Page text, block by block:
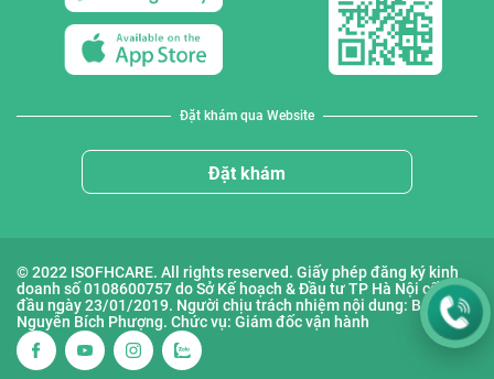
Đặt khám qua Website
Đặt khám
© 2022 ISOFHCARE. All rights reserved. Giấy phép đăng ký kinh
doanh số 0108600757 do Sở Kế hoạch & Đầu tư TP Hà Nội cấp lần
đầu ngày 23/01/2019. Người chịu trách nhiệm nội dung: Bà
Nguyễn Bích Phượng. Chức vụ: Giám đốc vận hành